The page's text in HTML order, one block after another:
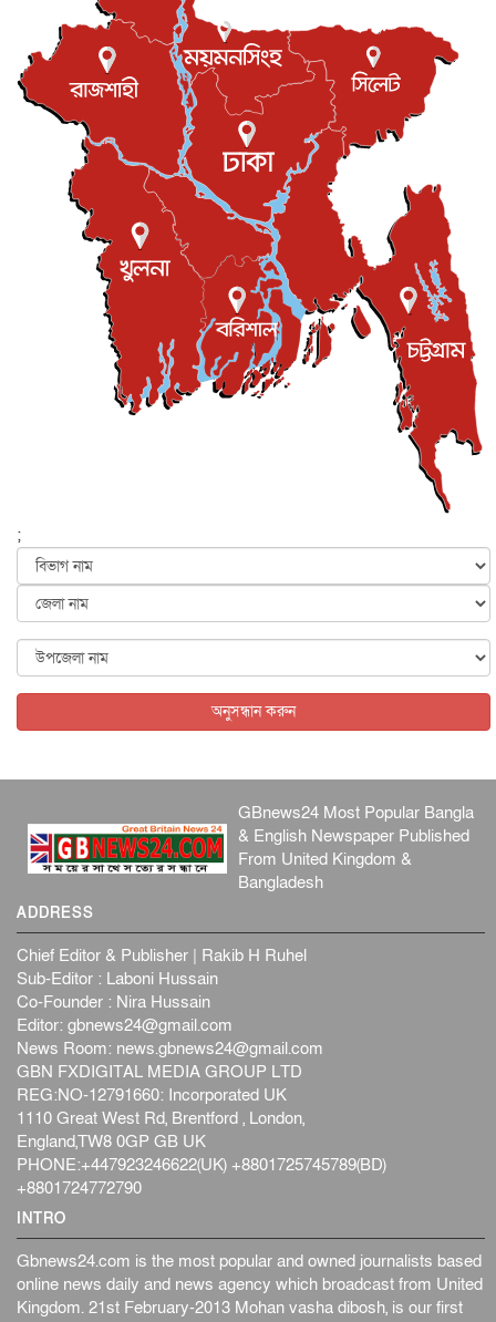
আন্তর্জাতিক
এবার ওটিটিতে মুক্তি পেল ‘মালিক’
বিনোদন ৮ আগস্ট, ২০২৬
রিয়ালকে ‘না’ বলা রদ্রির জন্য বার্সার কাছে কত চাইল ম্যানসিটি
খেলাধুলা
শিল্পকলায় চলচ্চিত্র উৎসব, বিনা মূল্যে দেখা যাবে ৬ সিনেমা
বিনোদন ৮ আগস্ট, ২০২৬
ইস্ট লন্ডন মসজিদের জুমার খুতবা : “কুরআন হোক জীবন দেখার
লেন্স...
ইসলাম ও জীবন ৭ আগস্ট, ২০২৬
সিলেটের কন্যা মোহিনী রশিদ এনওয়াইপিডির উচ্চপদস্থ কর্মকর্তা
দেশজুড়ে ৬ আগস্ট, ২০২৬
আজ থেকে সবার জন্য উন্মুক্ত জুলাই স্মৃতি জাদুঘর
৬ আগস্ট, ২০২৬
৬ আগস্ট, ২০২৬
জুলাইয়ের কৃতিত্ব নেওয়ার জন্য সবাই প্রতিযোগিতায় নেমেছে :
৬ আগস্ট, ২০২৬
৬ আগস্ট, ২০২৬
;
অনুসন্ধান করুন
GBnews24 Most Popular Bangla
& English Newspaper Published
From United Kingdom &
Bangladesh
ADDRESS
Chief Editor & Publisher | Rakib H Ruhel
Sub-Editor : Laboni Hussain
Co-Founder : Nira Hussain
Editor: gbnews24@gmail.com
News Room: news.gbnews24@gmail.com
GBN FXDIGITAL MEDIA GROUP LTD
REG:NO-12791660: Incorporated UK
1110 Great West Rd, Brentford , London,
England,TW8 0GP GB UK
PHONE:+447923246622(UK) +8801725745789(BD)
+8801724772790
INTRO
Gbnews24.com is the most popular and owned journalists based
online news daily and news agency which broadcast from United
Kingdom. 21st February-2013 Mohan vasha dibosh, is our first